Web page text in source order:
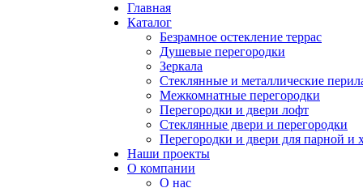
Главная
Каталог
Безрамное остекление террас
Душевые перегородки
Зеркала
Стеклянные и металлические
Межкомнатные перегородки
Перегородки и двери лофт
Стеклянные двери и перегородки
Перегородки и двери для парной и
Наши проекты
О компании
О нас